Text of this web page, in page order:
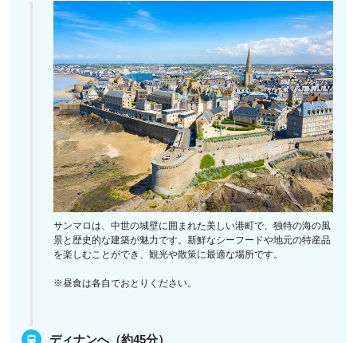
サンマロは、中世の城壁に囲まれた美しい港町で、独特の海の風
景と歴史的な建築が魅力です。新鮮なシーフードや地元の特産品
を楽しむことができ、観光や散策に最適な場所です。
※昼食は各自でおとりください。
ディナンへ（約45分）